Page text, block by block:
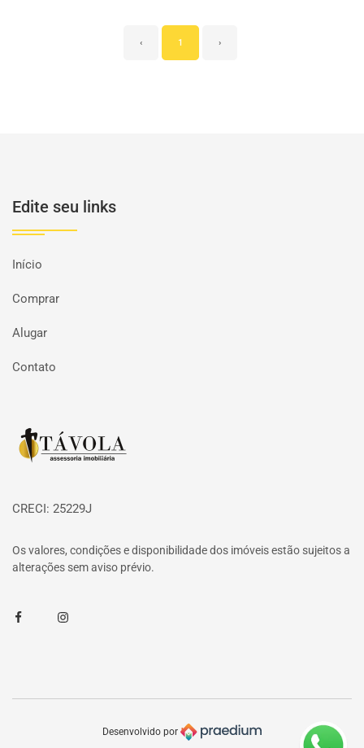
‹ 1 ›
Edite seu links
Início
Comprar
Alugar
Contato
Página inicial
CRECI: 25229J
Os valores, condições e disponibilidade dos imóveis estão sujeitos a
alterações sem aviso prévio.
FacebookInstagram
Desenvolvido por